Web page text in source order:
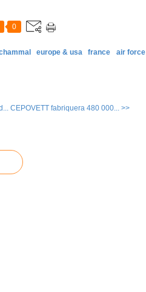
0
europe & usa france air force
CEPOVETT fabriquera 480 000... >>